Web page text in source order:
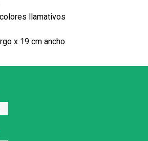
llamativos
x 19 cm ancho